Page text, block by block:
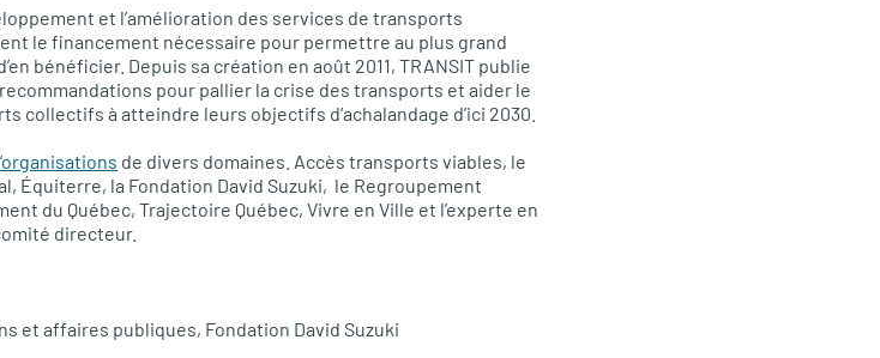
et l’amélioration des services de transports
le financement nécessaire pour permettre au plus grand
bénéficier. Depuis sa création en août 2011, TRANSIT publie
pour pallier la crise des transports et aider le
collectifs à atteindre leurs objectifs d’achalandage d’ici 2030.
de divers domaines. Accès transports viables, le
Équiterre, la Fondation David Suzuki, le Regroupement
du Québec, Trajectoire Québec, Vivre en Ville et l’experte en
directeur.
et affaires publiques, Fondation David Suzuki